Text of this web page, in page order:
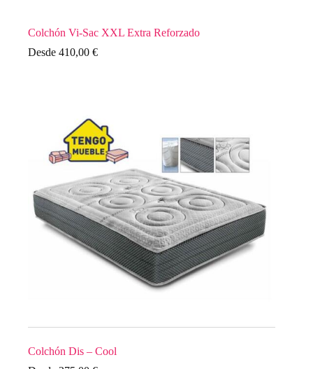
Colchón Vi-Sac XXL Extra Reforzado
Desde 410,00 €
Colchón Dis – Cool